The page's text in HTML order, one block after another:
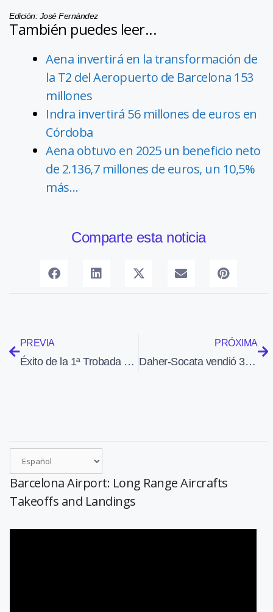
Edición: José Fernández
También puedes leer...
Aena invertirá en la transformación de
la T2 del Aeropuerto de Barcelona 153
millones
Indra invertirá 56 millones de euros en
Córdoba
Aena obtuvo en 2025 un beneficio neto
de 2.136,7 millones de euros, un 10,5%
más…
Comparte esta noticia
PREVIA
Éxito de la 1ª Trobada d’Aviació General en el nuevo aeropuerto de Lleida Alguaire
PRÓXIMA
Daher-Socata vendió 36 TBM-850 en 2009
Barcelona Airport: Long Range Aircrafts
Takeoffs and Landings